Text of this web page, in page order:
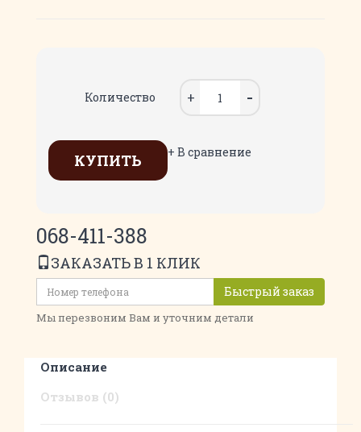
Количество
КУПИТЬ + В сравнение
068-411-388
ЗАКАЗАТЬ В 1 КЛИК
Быстрый заказ
Мы перезвоним Вам и уточним детали
Описание
Отзывов (0)